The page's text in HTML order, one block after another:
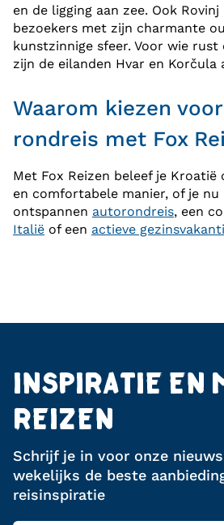
en de ligging aan zee. Ook
bezoekers met zijn charmante
kunstzinnige sfeer. Voor wie
zijn de eilanden Hvar en Korčula
Waarom kiezen
rondreis met Fox
Met Fox Reizen beleef je Kroatië
en comfortabele manier, of je nu
ontspannen autorondreis, een
Italië of een actieve
INSPIRATIE EN
REIZEN
Schrijf je in voor onze
wekelijks de beste
reisinspiratie